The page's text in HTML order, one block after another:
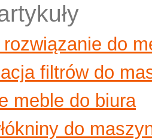
do
filtrów do
meble do biura
do